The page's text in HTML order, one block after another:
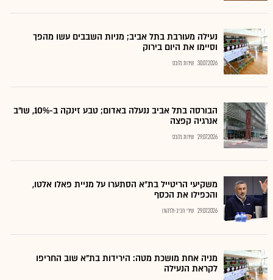
נעילה מעורבת בתל אביב; מניות השבבים עשו מהפך
וסיימו את היום בירוק
30.07.2026 שירות גלובס
הבורסה בתל אביב ננעלה באדום; טבע זינקה ב-10%, שו"ב
אנרגיה קפצה
29.07.2026 שירות גלובס
משקיעי הריטייל בת״א הסתערו על מניית פאלו אלטו,
והכפילו את הכסף
29.07.2026 שירי חביב-ולדהורן
מניה אחת מושכת מטה: הירידות בת"א שוב החריפו
לקראת הנעילה